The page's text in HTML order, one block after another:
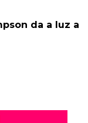
da a luz a